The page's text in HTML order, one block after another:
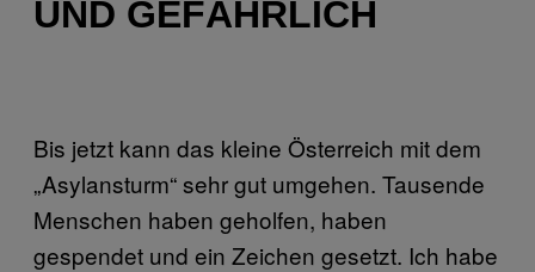
UND GEFÄHRLICH
Bis jetzt kann das kleine Österreich mit dem
„Asylansturm“ sehr gut umgehen. Tausende
Menschen haben geholfen, haben
gespendet und ein Zeichen gesetzt. Ich habe